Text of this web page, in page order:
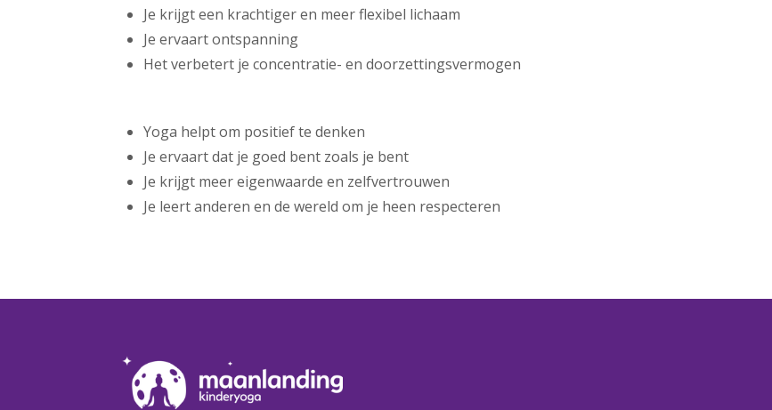
Je krijgt een krachtiger en meer flexibel lichaam
Je ervaart ontspanning
Het verbetert je concentratie- en doorzettingsvermogen
Yoga helpt om positief te denken
Je ervaart dat je goed bent zoals je bent
Je krijgt meer eigenwaarde en zelfvertrouwen
Je leert anderen en de wereld om je heen respecteren